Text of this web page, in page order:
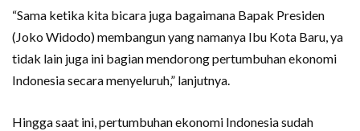
“Sama ketika kita bicara juga bagaimana Bapak Presiden
(Joko Widodo) membangun yang namanya Ibu Kota Baru, ya
tidak lain juga ini bagian mendorong pertumbuhan ekonomi
Indonesia secara menyeluruh,” lanjutnya.
Hingga saat ini, pertumbuhan ekonomi Indonesia sudah